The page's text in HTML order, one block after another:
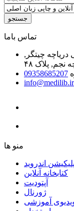
جستجو
ﺗﻤﺎﺱ ﺑﺎﻣﺎ
چیتگر,
پلاک ۴۸
09358685207
info@medilib.ir
ﻣﻨﻮ ﻫﺎ
اندروید
ﮐﺘﺎﺑﺨﺎﻧﻪ ﺁﻧﻼﯾﻦ
ﺁﭘﺘﻮﺩﯾﺖ
ﮊﻭﺭﻧﺎﻝ
آموزشی